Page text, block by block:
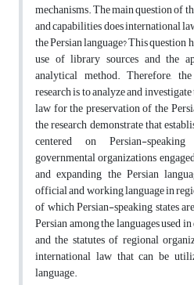
mechanisms. The main question of
and capabilities does international
the Persian language? This question
use of library sources and the
analytical method. Therefore,
research is to analyze and
law for the preservation of the
the research demonstrate that
centered on Persian-
governmental organizations
and expanding the Persian
official and working language in
of which Persian-speaking states
Persian among the languages used
and the statutes of regional
international law that can be
language.